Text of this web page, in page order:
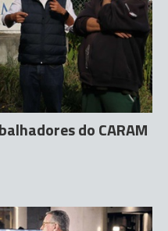
do CARAM